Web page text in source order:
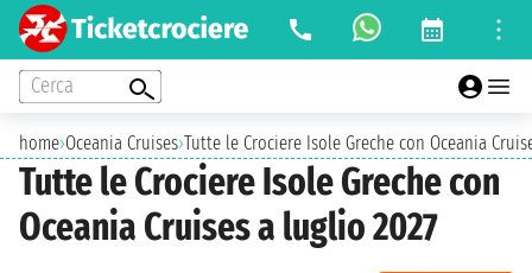
Cerca
home›Oceania Cruises›Tutte le Crociere Isole Greche con Oceania
Tutte le Crociere Isole Greche con
Oceania Cruises a luglio 2027